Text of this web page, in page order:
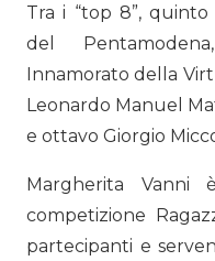
Tra i “top 8”, quinto
del
Innamorato della
Leonardo Manuel
e ottavo Giorgio
Margherita Vanni
competizione
partecipanti e